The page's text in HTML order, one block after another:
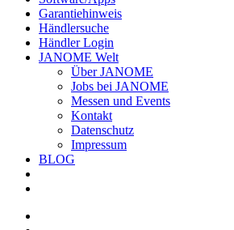
Garantiehinweis
Händlersuche
Händler Login
JANOME Welt
Über JANOME
Jobs bei JANOME
Messen und Events
Kontakt
Datenschutz
Impressum
BLOG